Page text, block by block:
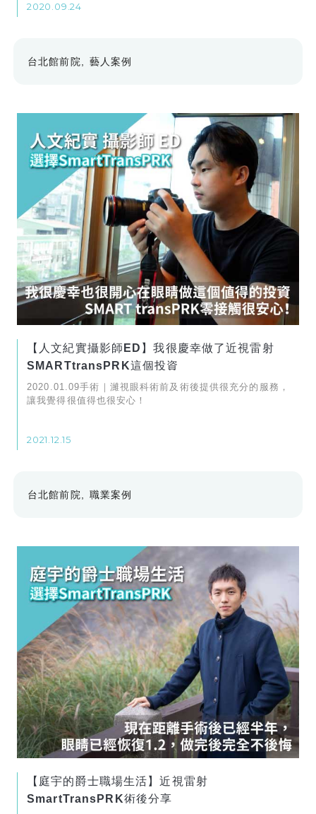
2020.09.24
台北館前院 藝人案例
【人文紀實攝影師ED】我很慶幸做了近視雷射
SMARTtransPRK這個投資
2020.01.09手術｜濰視眼科術前及術後提供很充分的服務，
讓我覺得很值得也很安心！
2021.12.15
台北館前院 職業案例
【庭宇的爵士職場生活】近視雷射
SmartTransPRK術後分享